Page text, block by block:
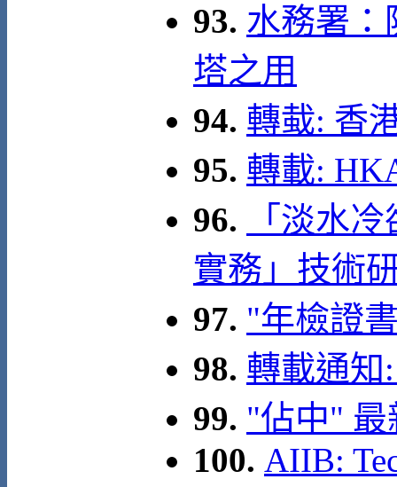
93. 水務署：
塔之用
94. 轉蛓: 香
95. 轉載:
96.
「淡水
實務」技術
97. "年檢證
98. 轉載通知
99. "佔中" 最
100. AIIB: